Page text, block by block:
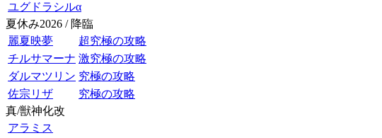
ユグドラシルα
夏休み2026 / 降臨
麗夏映夢
超究極の攻略
チルサマーナ 激究極の攻略
ダルマツリン 究極の攻略
佐宗リザ
究極の攻略
真/獣神化改
アラミス